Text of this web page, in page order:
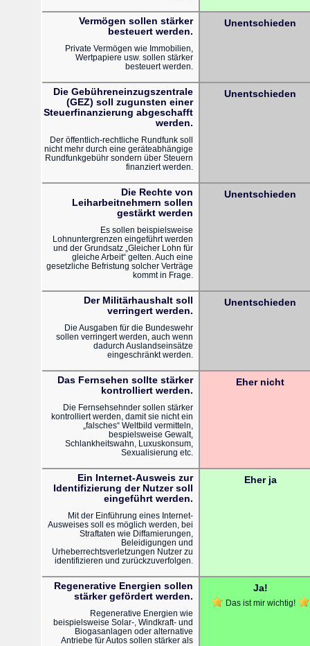
Vermögen sollen stärker
besteuert werden.
Private Vermögen wie Immobilien,
Wertpapiere usw. sollen stärker
besteuert werden.
Unentschieden
Die Gebühreneinzugszentrale
(GEZ) soll zugunsten einer
Steuerfinanzierung abgeschafft
werden.
Der öffentlich-rechtliche Rundfunk soll
nicht mehr durch eine geräteabhängige
Rundfunkgebühr sondern über Steuern
finanziert werden.
Unentschieden
Die Rechte von
Leiharbeitnehmern sollen
gestärkt werden
Es sollen beispielsweise
Lohnuntergrenzen eingeführt werden
und der Grundsatz „Gleicher Lohn für
gleiche Arbeit“ gelten. Auch eine
gesetzliche Befristung solcher Verträge
kommt in Frage.
Unentschieden
Der Militärhaushalt soll
verringert werden.
Die Ausgaben für die Bundeswehr
sollen verringert werden, auch wenn
dadurch Auslandseinsätze
eingeschränkt werden.
Unentschieden
Das Fernsehen sollte stärker
kontrolliert werden.
Die Fernsehsehnder sollen stärker
kontrolliert werden, damit sie nicht ein
„falsches“ Weltbild vermitteln,
bespielsweise Gewalt,
Schlankheitswahn, Luxuskonsum,
Sexualisierung etc.
Eher nicht
Ein Internet-Ausweis zur
Identifizierung der Nutzer soll
eingeführt werden.
Mit der Einführung eines Internet-
Ausweises soll es möglich werden, bei
Straftaten wie Diffamierungen,
Beleidigungen und
Urheberrechtsverletzungen Nutzer zu
identifizieren und zurückzuverfolgen.
Eher ja
Regenerative Energien sollen
stärker gefördert werden.
Regenerative Energien wie
beispielsweise Solar-, Windkraft- und
Biogasanlagen oder alternative
Antriebe für Autos sollen stärker als
Ja!
Das ist mir wichtig!